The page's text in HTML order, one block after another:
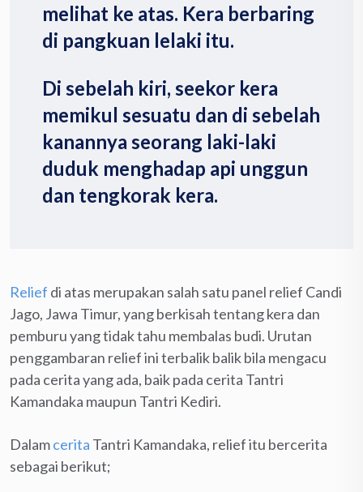
melihat ke atas. Kera berbaring
di pangkuan lelaki itu.
Di sebelah kiri, seekor kera
memikul sesuatu dan di sebelah
kanannya seorang laki-laki
duduk menghadap api unggun
dan tengkorak kera.
Relief di atas merupakan salah satu panel relief Candi
Jago, Jawa Timur, yang berkisah tentang kera dan
pemburu yang tidak tahu membalas budi. Urutan
penggambaran relief ini terbalik balik bila mengacu
pada cerita yang ada, baik pada cerita Tantri
Kamandaka maupun Tantri Kediri.
Dalamcerita Tantri Kamandaka, relief itu bercerita
sebagai berikut;